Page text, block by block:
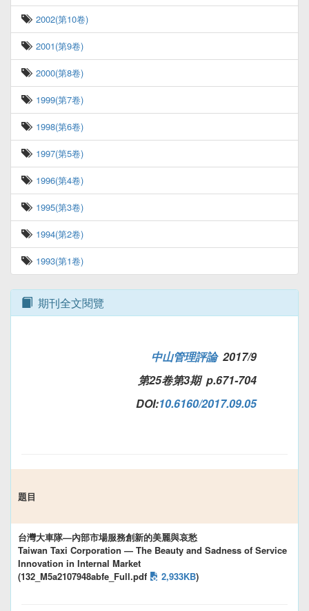
2002(第10卷)
2001(第9卷)
2000(第8卷)
1999(第7卷)
1998(第6卷)
1997(第5卷)
1996(第4卷)
1995(第3卷)
1994(第2卷)
1993(第1卷)
期刊全文閱覽
中山管理評論2017/9
第25卷第3期 p.671-704
DOI:10.6160/2017.09.05
題目
台灣大車隊—內部市場服務創新的美麗與哀愁
Taiwan Taxi Corporation — The Beauty and Sadness of Service
Innovation in Internal Market
(132_M5a2107948abfe_Full.pdf
2,933KB)